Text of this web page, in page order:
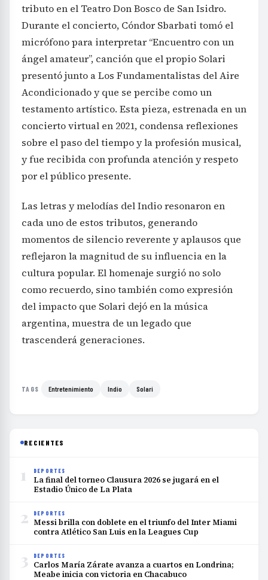
tributo en el Teatro Don Bosco de San Isidro.
Durante el concierto, Cóndor Sbarbati tomó el
micrófono para interpretar “Encuentro con un
ángel amateur”, canción que el propio Solari
presentó junto a Los Fundamentalistas del Aire
Acondicionado y que se percibe como un
testamento artístico. Esta pieza, estrenada en un
concierto virtual en 2021, condensa reflexiones
sobre el paso del tiempo y la profesión musical,
y fue recibida con profunda atención y respeto
por el público presente.
Las letras y melodías del Indio resonaron en
cada uno de estos tributos, generando
momentos de silencio reverente y aplausos que
reflejaron la magnitud de su influencia en la
cultura popular. El homenaje surgió no solo
como recuerdo, sino también como expresión
del impacto que Solari dejó en la música
argentina, muestra de un legado que
trascenderá generaciones.
TAGS Entretenimiento Indio Solari
RECIENTES
1 DEPORTES
La final del torneo Clausura 2026 se jugará en el
Estadio Único de La Plata
2 DEPORTES
Messi brilla con doblete en el triunfo del Inter Miami
contra Atlético San Luis en la Leagues Cup
3 DEPORTES
Carlos María Zárate avanza a cuartos en Londrina;
Meabe inicia con victoria en Chacabuco